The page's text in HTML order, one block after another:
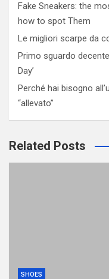
Fake Sneakers: the
how to spot Them
Le migliori scarpe da
Primo sguardo
Day’
Perché hai bisogno
“allevato”
Related Posts
SHOES